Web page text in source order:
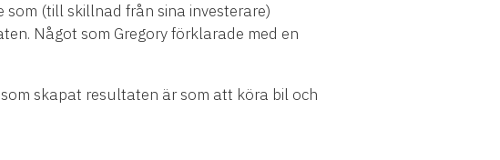
(till skillnad från sina investerare)
Något som Gregory förklarade med en
skapat resultaten är som att köra bil och